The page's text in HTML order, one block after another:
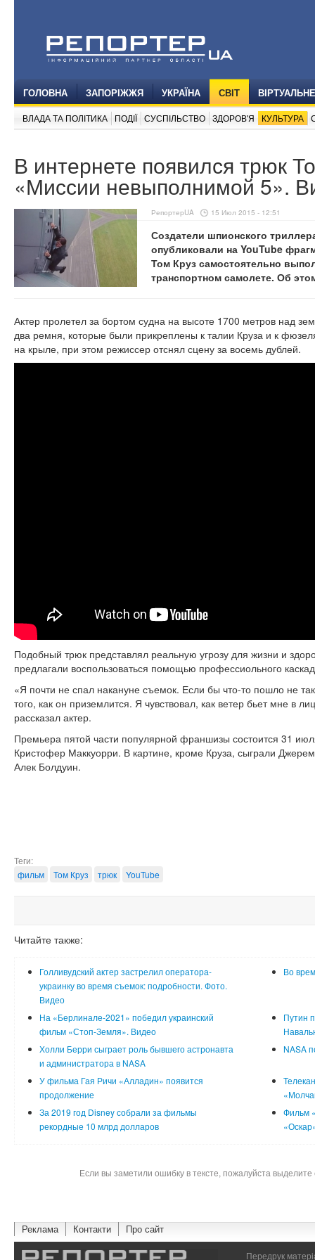
ГОЛОВНА ЗАПОРІЖЖЯ УКРАЇНА СВІТ
ВЛАДА ТА ПОЛІТИКА ПОДІЇ СУСПІЛЬСТВО ЗДОРОВ'Я КУЛЬТУРА
В интернете появился трюк
«Миссии невыполнимой 5».
РепортерUA 15 Июл 2015 - 12:51
Создатели шпионского
опубликовали на YouTube
Том Круз самостоятельно
транспортном самолете. Об
Актер пролетел за бортом судна на высоте 1700 метров над
два ремня, которые были прикреплены к талии Круза и к
на крыле, при этом режиссер отснял сцену за восемь дублей.
Подобный трюк представлял реальную угрозу для жизни и
предлагали воспользоваться помощью профессиольного
«Я почти не спал накануне съемок. Если бы что-то пошло не
того, как он приземлится. Я чувствовал, как ветер бьет мне в
рассказал актер.
Премьера пятой части популярной франшизы состоится 31
Кристофер Маккуорри. В картине, кроме Круза, сыграли
Алек Болдуин.
Теги:
фильм
Том Круз трюк YouTube
Читайте также:
Голливудский актер застрелил оператора-
украинку во время съемок: подробности. Фото.
Видео
Во
На «Берлинале-2021» победил украинский
фильм «Стоп-Земля». Видео
Путин
Холли Берри сыграет роль бывшего астронавта
и администратора в NASA
NASA
У фильма Гая Ричи «Алладин» появится
продолжение
За 2019 год Disney собрали за фильмы
рекордные 10 млрд долларов
Фильм
Если вы заметили ошибку в тексте, пожалуйста
Реклама Контакти Про сайт
Передрук